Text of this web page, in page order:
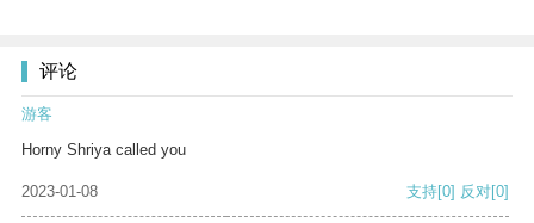
评论
游客
Horny Shriya called you
2023-01-08 支持[0] 反对[0]